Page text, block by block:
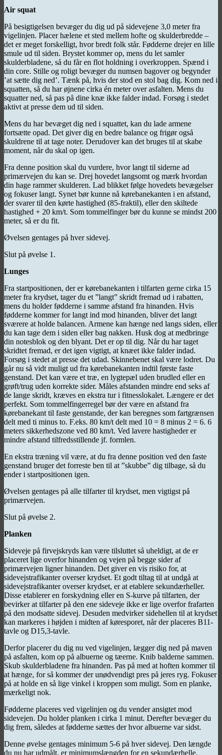
Air squat
På besigtigelsen bevæger du dig ud på sidevejene 3,0 meter fra
vigelinjen. Placer hælene et sted mellem hofte og skulderbredde –
det er meget forskelligt, hvor bredt folk står. Fødderne drejer en lille
smule ud til siden. Brystet kommer op, mens du let samler
skulderbladene, så du får en flot holdning i overkroppen. Spænd i
din core. Stille og roligt bevæger du numsen bagover og begynder
’at sætte dig ned’. Tænk på, hvis der stod en stol bag dig. Kom ned i
squatten, så du har øjnene cirka én meter over asfalten. Mens du
squatter ned, så pas på dine knæ ikke falder indad. Forsøg i stedet
aktivt at presse dem ud til siden.
Mens du har bevæget dig ned i squattet, kan du lade armene
fortsætte opad. Det giver dig en bedre balance og frigør også
skuldrene til at tage noter. Derudover kan det bruges til at skabe
moment, når du skal op igen.
Fra denne position skal du vurdere, hvor langt til siderne ad
primærvejen du kan se. Drej hovedet langsomt og mærk hvordan
din hage rammer skulderen. Lad blikket følge hovedets bevægelser
og fokuser langt. Synet bør kunne nå kørebanekanten i en afstand,
der svarer til den kørte hastighed (85-fraktil), eller den skiltede
hastighed + 20 km/t. Som tommelfinger bør du kunne se mindst 200
meter, så er du fit.
Øvelsen gentages på hver sidevej.
Slut på øvelse 1.
Lunges
Fra startpositionen, der er kørebanekanten i tilfarten gerne cirka 15
meter fra krydset, tager du et ”langt” skridt fremad ud i rabatten,
mens du holder fødderne i samme afstand fra hinanden. Hvis
fødderne kommer for langt ind mod hinanden, bliver det langt
sværere at holde balancen. Armene kan hænge ned langs siden, eller
du kan tage dem i siden eller bag nakken. Husk dog at medbringe
din notesblok og den blyant. Det er op til dig. Når du har taget
skridtet fremad, er det igen vigtigt, at knæet ikke falder indad.
Forsøg i stedet at presse det udad. Skinnebenet skal være lodret. Du
går nu så vidt muligt ud fra kørebanekanten indtil første faste
genstand. Det kan være et træ, en lygtepæl uden brudled eller en
grøft/trug uden korrekte sider. Måles afstanden mindre end seks af
de lange skridt, kræves en ekstra tur i fitnesslokalet. Længere er det
perfekt. Som tommelfingerregel bør der være en afstand fra
kørebanekant til faste genstande, der kan beregnes som fartgrænsen
delt med ti minus to. F.eks. 80 km/t delt med 10 = 8 minus 2 = 6. 6
meters sikkerhedszone ved 80 km/t. Ved lavere hastigheder er
mindre afstand tilfredsstillende jf. formlen.
En ekstra træning vil være, at du fra denne position ved den faste
genstand bruger det forreste ben til at ”skubbe” dig tilbage, så du
ender i startpositionen igen.
Øvelsen gentages på alle tilfarter til krydset, men vigtigst på
primærvejen.
Slut på øvelse 2.
Planken
Sideveje på firvejskryds kan være tilsluttet så uheldigt, at de er
placeret lige overfor hinanden og vejen på begge sider af
primærvejen ligner hinanden. Det giver en vis risiko for, at
sidevejstrafikanter overser krydset. Et godt tiltag til at undgå at
sidevejstrafikanter overser krydset, er at etablere sekundærheller.
Disse etablerer en forskydning eller en S-kurve på tilfarten, der
bevirker at tilfarter på den ene sideveje ikke er lige overfor frafarten
på den modsatte sidevej. Desuden medvirker sidehellen til at krydset
kan markeres i højden i midten af køresporet, når der placeres B11-
tavle og D15,3-tavle.
Derfor placerer du dig nu ved vigelinjen, lægger dig ned på maven
på asfalten, kom op på albuerne og tæerne. Knib balderne sammen.
Skub skulderbladene fra hinanden. Pas på med at hoften kommer til
at hænge, for så kommer der unødvendigt pres på jeres ryg. Fokuser
på at holde en så lige vinkel i kroppen som muligt. Som en planke,
mærkeligt nok.
Fødderne placeres ved vigelinjen og du vender ansigtet mod
sidevejen. Du holder planken i cirka 1 minut. Derefter bevæger du
dig frem, således at fødderne sættes der hvor albuerne var sidst.
Denne øvelse gentages minimum 5-6 på hver sidevej. Den længde
du nu har udmålt, er minimumslængden for en sekundærhelle.